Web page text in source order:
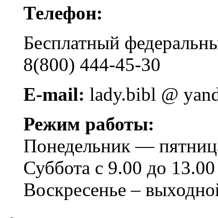
Телефон:
Бесплатный
8(800) 444-45-30
E-mail: lady.bibl @
Режим работы:
Понедельник —
Суббота с 9.00 до 13.00
Воскресенье –